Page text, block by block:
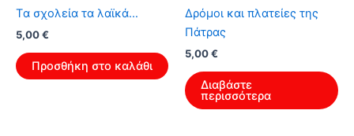
Tα σχολεία τα λαϊκά…
Original
was:
8,00 €.
5,00€
τιμή
είναι:
Προσθήκη στο καλάθι
Δρόμοι και πλατείες της
Πάτρας
5,00€
Διαβάστε
περισσότερα